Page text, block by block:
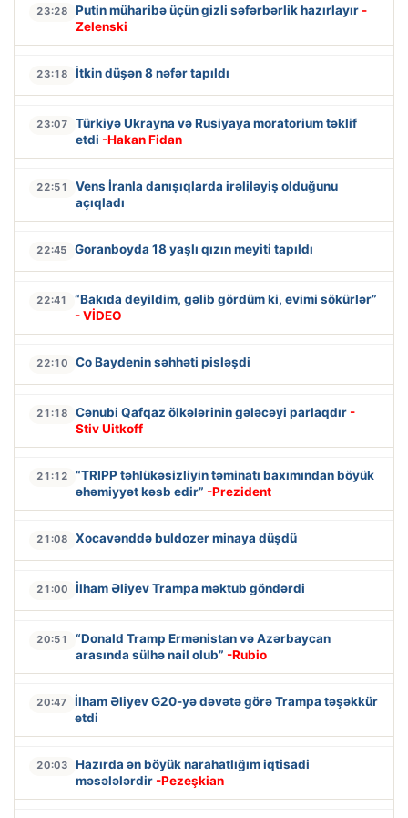
23:28 Putin müharibə üçün gizli səfərbərlik hazırlayır -
Zelenski
23:18 İtkin düşən 8 nəfər tapıldı
23:07
Türkiyə Ukrayna və Rusiyaya moratorium təklif
etdi -Hakan Fidan
22:51
Vens İranla danışıqlarda irəliləyiş olduğunu
açıqladı
22:45 Goranboyda 18 yaşlı qızın meyiti tapıldı
22:41
“Bakıda deyildim, gəlib gördüm ki, evimi sökürlər”
- VİDEO
22:10 Co Baydenin səhhəti pisləşdi
21:18 Cənubi Qafqaz ölkələrinin gələcəyi parlaqdır -
Stiv Uitkoff
21:12
“TRIPP təhlükəsizliyin təminatı baxımından böyük
əhəmiyyət kəsb edir” -Prezident
21:08 Xocavənddə buldozer minaya düşdü
21:00 İlham Əliyev Trampa məktub göndərdi
20:51
“Donald Tramp Ermənistan və Azərbaycan
arasında sülhə nail olub” -Rubio
20:47
İlham Əliyev G20-yə dəvətə görə Trampa təşəkkür
etdi
20:03
Hazırda ən böyük narahatlığım iqtisadi
məsələlərdir -Pezeşkian